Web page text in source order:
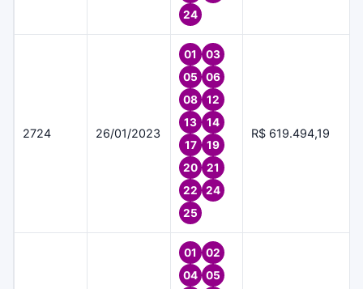
24
2724 26/01/2023
01
03
05
06
08
12
13
14
17
19
20
21
22
24
25
R$ 619.494,19
01
02
04
05